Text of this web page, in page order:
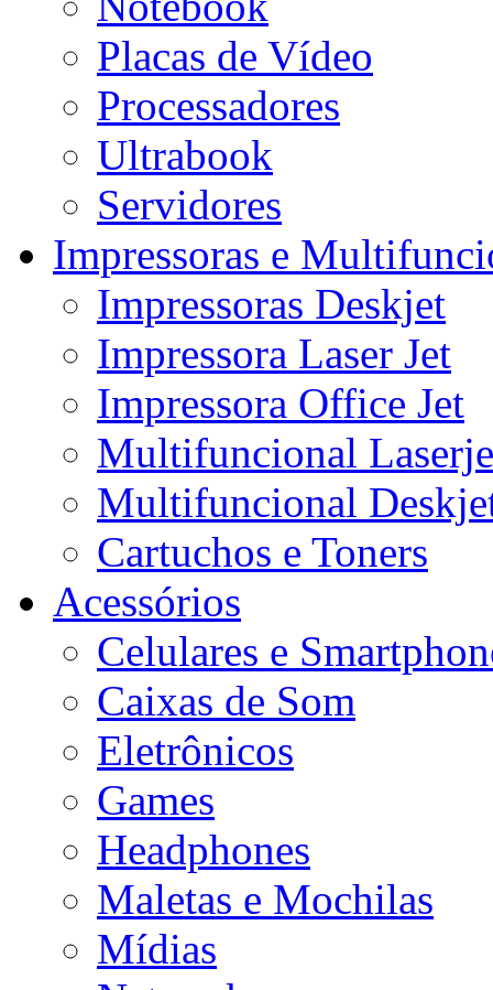
Placas de Vídeo
Processadores
Ultrabook
Servidores
Impressoras e
Impressoras Deskjet
Impressora Laser Jet
Impressora Office Jet
Multifuncional
Multifuncional
Cartuchos e Toners
Acessórios
Celulares e
Caixas de Som
Eletrônicos
Games
Headphones
Maletas e Mochilas
Mídias